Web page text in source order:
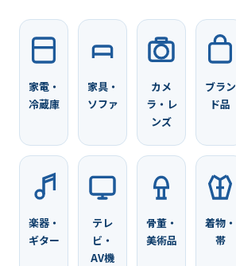
家電・
冷蔵庫
家具・
ソファ
カメ
ラ・レ
ンズ
ブラン
ド品
楽器・
ギター
テレ
ビ・
AV機
骨董・
美術品
着物・
帯